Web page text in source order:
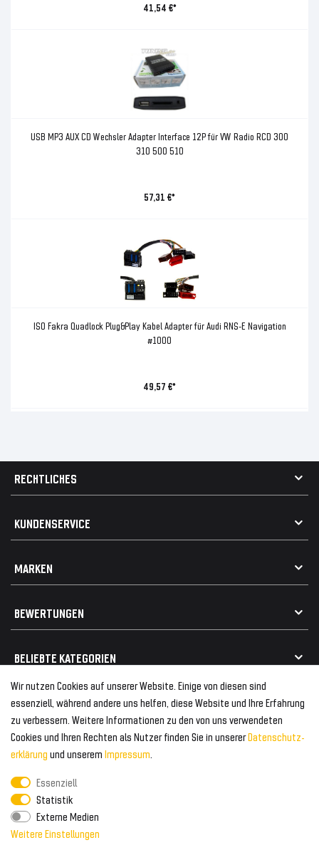
41,54 €*
USB MP3 AUX CD Wechsler Adapter Interface 12P für VW Radio RCD 300
310 500 510
57,31 €*
ISO Fakra Quadlock Plug&Play Kabel Adapter für Audi RNS-E Navigation
#1000
49,57 €*
Wir nutzen Cookies auf unserer Website. Einige von diesen sind
essenziell, während andere uns helfen, diese Website und Ihre Erfahrung
zu verbessern. Weitere Informationen zu den von uns verwendeten
Cookies und Ihren Rechten als Nutzer finden Sie in unsererDaten­schutz­
erklärung und unserem Impressum.
Essenziell
Statistik
Externe Medien
Weitere Einstellungen
RECHTLICHES
Widerrufsrecht
Vertrag widerrufen
Elektro- / Altteilentsorgung
KUNDENSERVICE
MARKEN
Geeignet für Mercedes
BEWERTUNGEN
BELIEBTE KATEGORIEN
Frontspoiler
Heckspoiler
Kabelbäume
Kühlergrill
FOLGEN SIE UNS AUF
Tuning Fanatics
ZAHLUNG & VERSAND
Zahlungsanbieter
Versand & Zahlung
WELTWEITER VERSAND
© 2026 Tuning Fanatics